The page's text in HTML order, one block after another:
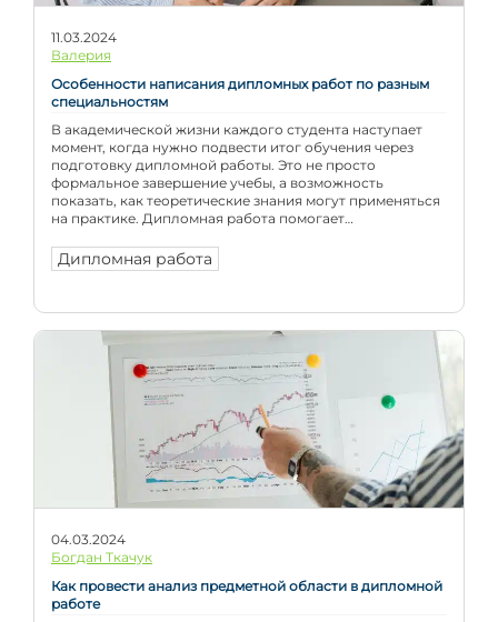
11.03.2024
Валерия
Особенности написания дипломных работ по разным
специальностям
В академической жизни каждого студента наступает
момент, когда нужно подвести итог обучения через
подготовку дипломной работы. Это не просто
формальное завершение учебы, а возможность
показать, как теоретические знания могут применяться
на практике. Дипломная работа помогает
подготовки, способность к самостоятельному анализу
и умение работать с научной информацией. Выбор темы
Дипломная работа
04.03.2024
Богдан Ткачук
Как провести анализ предметной области в дипломной
работе